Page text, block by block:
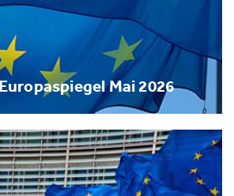
Mai 2026